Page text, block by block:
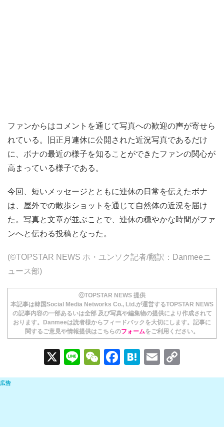
ファンからはコメントを通じて写真への歓迎の声が寄せら
れている。旧正月連休に公開された近況写真であるだけ
に、ボナの最近の様子を知ることができたファンの関心が
高まっている様子である。
今回、短いメッセージとともに連休の日常を伝えたボナ
は、屋外での散歩ショットを通じて自然体の近況を届け
た。写真と文章が並ぶことで、連休の穏やかな時間がファ
ンへと伝わる投稿となった。
(©TOPSTAR NEWS ホ・ユンソク記者/翻訳：Danmeeニ
ュース部)
ⓒTOPSTAR NEWS 提供
本記事は韓国Social Media Networks Co., Ltd.が運営するTOPSTAR NEWS
の記事内容の一部あるいは全部 及び写真や編集物の提供により作成されて
おります。Danmeeは読者様からフィードバックを大切にします。記事に
関するご意見や情報提供はこちらのフォームをご利用ください。
X
Li
n
W
e
F
a
H
at
E
m o